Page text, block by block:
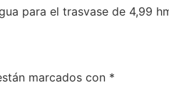
para el trasvase de 4,99
marcados con *